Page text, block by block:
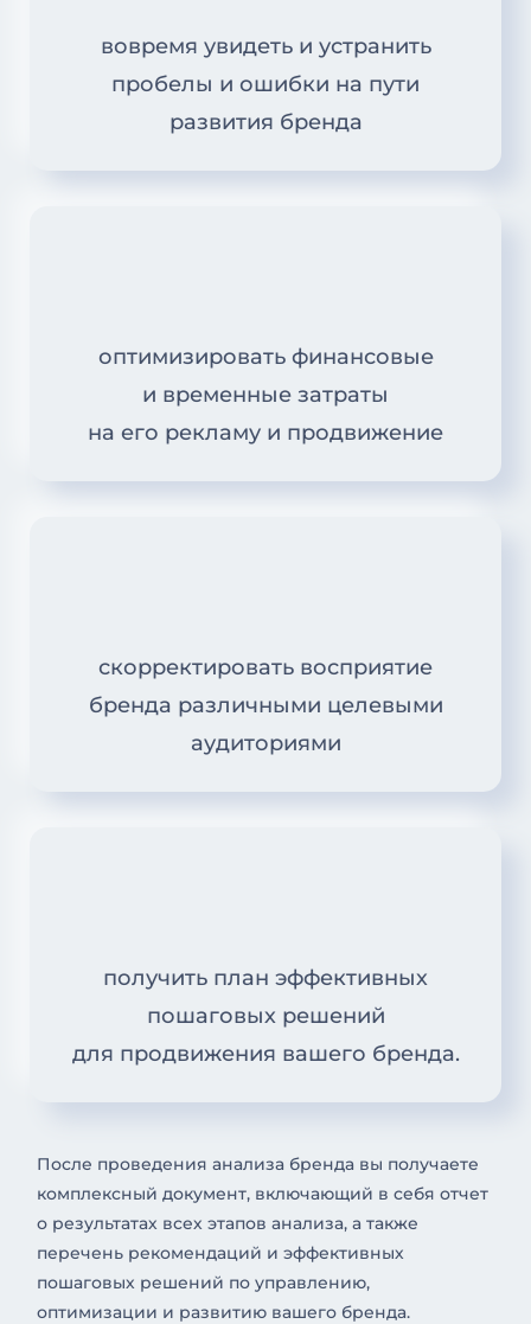
вовремя увидеть и устранить
пробелы и ошибки на пути
развития бренда
оптимизировать финансовые
и временные затраты
на его рекламу и продвижение
скорректировать восприятие
бренда различными целевыми
аудиториями
получить план эффективных
пошаговых решений
для продвижения вашего бренда.
После проведения анализа бренда вы получаете
комплексный документ, включающий в себя отчет
о результатах всех этапов анализа, а также
перечень рекомендаций и эффективных
пошаговых решений по управлению,
оптимизации и развитию вашего бренда.